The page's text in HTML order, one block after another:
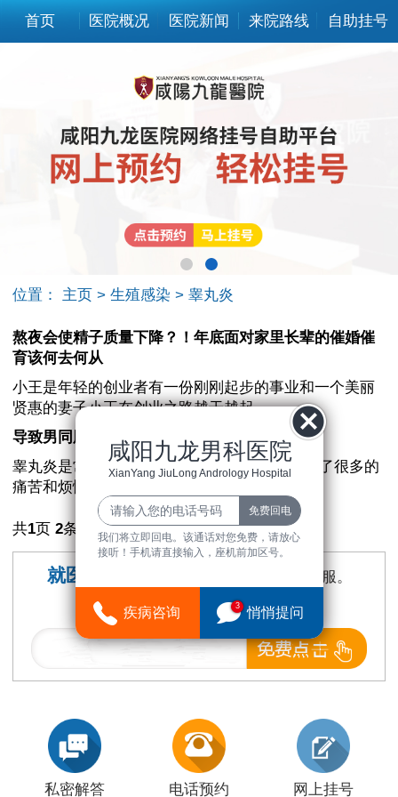
首页 医院概况 医院新闻 来院路线 自助挂号
位置： 主页 > 生殖感染 > 睾丸炎
熬夜会使精子质量下降？！年底面对家里长辈的催婚催
育该何去何从
小王是年轻的创业者有一份刚刚起步的事业和一个美丽
贤惠的妻子小王在创业之路越干越起......
导致男同胞患上睾丸炎的原因都有什么
睾丸炎是常见的男同胞疾病,给患者朋友们带来了很多的
痛苦和烦恼,严重的影响......
共1页 2条
就医提醒： 点击按钮可即时询问在线客服。
免费问 快速回 在线答
私密解答 电话预约 网上挂号
咸阳九龙男科医院
XianYang JiuLong Andrology Hospital
我们将立即回电。该通话对您免费，请放心
接听！手机请直接输入，座机前加区号。
疾病咨询 3 悄悄提问